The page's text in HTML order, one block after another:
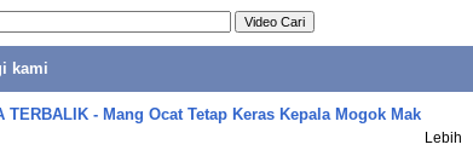
kami
TERBALIK - Mang Ocat Tetap Keras Kepala Mogok Mak
Lebih